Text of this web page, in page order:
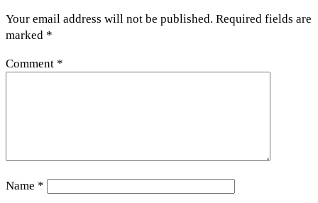
Your email address will not be published. Required fields are
marked *
Comment *
Name *